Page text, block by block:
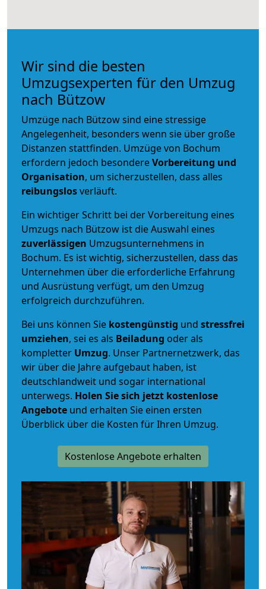
Wir sind die besten
Umzugsexperten für den Umzug
nach Bützow
Umzüge nach Bützow sind eine stressige
Angelegenheit, besonders wenn sie über große
Distanzen stattfinden. Umzüge von Bochum
erfordern jedoch besondereVorbereitung und
Organisation, um sicherzustellen, dass alles
reibungslosverläuft.
Ein wichtiger Schritt bei der Vorbereitung eines
Umzugs nach Bützow ist die Auswahl eines
zuverlässigen Umzugsunternehmens in
Bochum. Es ist wichtig, sicherzustellen, dass das
Unternehmen über die erforderliche Erfahrung
und Ausrüstung verfügt, um den Umzug
erfolgreich durchzuführen.
Bei uns können Sie kostengünstig und stressfrei
umziehen, sei es als Beiladung oder als
kompletter Umzug. Unser Partnernetzwerk, das
wir über die Jahre aufgebaut haben, ist
deutschlandweit und sogar international
unterwegs. Holen Sie sich jetzt kostenlose
Angebote und erhalten Sie einen ersten
Überblick über die Kosten für Ihren Umzug.
Kostenlose Angebote erhalten